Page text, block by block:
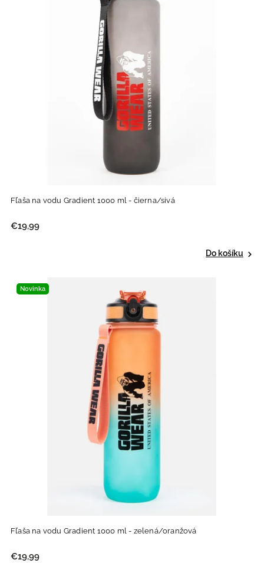
Fľaša na vodu Gradient 1000 ml - čierna/sivá
€19,99
Do košíku
Novinka
Fľaša na vodu Gradient 1000 ml - zelená/oranžová
€19,99